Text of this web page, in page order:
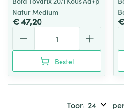
Natur Medium
€ 47,20
Bestel
Toon